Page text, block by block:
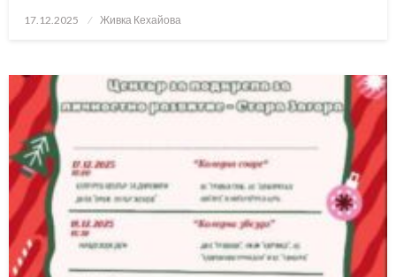
Posted
17.12.2025 Живка Кехайова